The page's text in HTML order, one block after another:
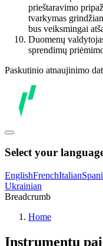
prieštaravimo
tvarkymas
bus veiksmingai
Duomenų
sprendimų
Paskutinio atnaujinimo
Select your
EnglishFrenchItalian
Ukrainian
Breadcrumb
Home
Instrumentų